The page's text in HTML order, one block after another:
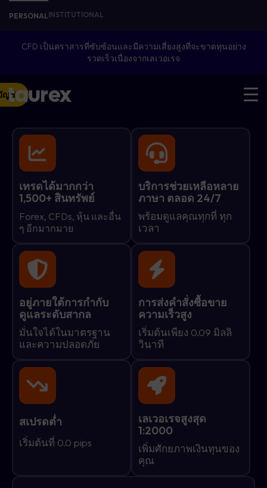
PERSONALINSTITUTIONAL
CFD เป็นตราสารที่ซับซ้อนและมีความเสี่ยงสูงที่จะขาดทุนอย่าง
รวดเร็วเนื่องจากเลเวอเรจ
ญชี
เทรดได้มากกว่า
1,500+ สินทรัพย์
Forex, CFDs, หุ้น และอื่น
ๆ อีกมากมาย
บริการช่วยเหลือหลาย
ภาษา ตลอด 24/7
พร้อมดูแลคุณทุกที่ ทุก
เวลา
อยู่ภายใต้การกำกับ
ดูแลระดับสากล
มั่นใจได้ในมาตรฐาน
และความปลอดภัย
การส่งคำสั่งซื้อขาย
ความเร็วสูง
เริ่มต้นเพียง 0.09 มิลลิ
วินาที
สเปรดต่ำ
เริ่มต้นที่ 0.0 pips
เลเวอเรจสูงสุด
1:2000
เพิ่มศักยภาพเงินทุนของ
คุณ